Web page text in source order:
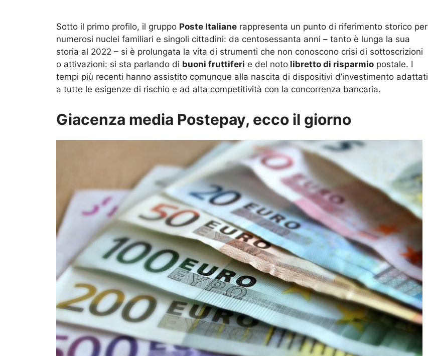
Sotto il primo profilo, il gruppo Poste Italiane rappresenta un punto di riferimento storico per
numerosi nuclei familiari e singoli cittadini: da centosessanta anni – tanto è lunga la sua
storia al 2022 – si è prolungata la vita di strumenti che non conoscono crisi di sottoscrizioni
o attivazioni: si sta parlando di buoni fruttiferi e del noto libretto di risparmio postale. I
tempi più recenti hanno assistito comunque alla nascita di dispositivi d’investimento adattati
a tutte le esigenze di rischio e ad alta competitività con la concorrenza bancaria.
Giacenza media Postepay, ecco il giorno